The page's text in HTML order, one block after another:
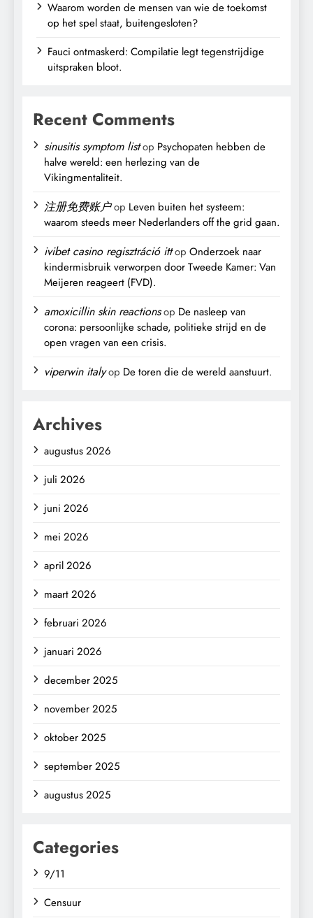
Waarom worden de mensen van wie de toekomst
op het spel staat, buitengesloten?
Fauci ontmaskerd: Compilatie legt tegenstrijdige
uitspraken bloot.
Recent Comments
sinusitis symptom listop Psychopaten hebben de
halve wereld: een herlezing van de
Vikingmentaliteit.
注册免费账户op Leven buiten het systeem:
waarom steeds meer Nederlanders off the grid gaan.
ivibet casino regisztráció ittop Onderzoek naar
kindermisbruik verworpen door Tweede Kamer: Van
Meijeren reageert (FVD).
amoxicillin skin reactionsop De nasleep van
corona: persoonlijke schade, politieke strijd en de
open vragen van een crisis.
viperwin italyop De toren die de wereld aanstuurt.
Archives
augustus 2026
juli 2026
juni 2026
mei 2026
april 2026
maart 2026
februari 2026
januari 2026
december 2025
november 2025
oktober 2025
september 2025
augustus 2025
Categories
9/11
Censuur